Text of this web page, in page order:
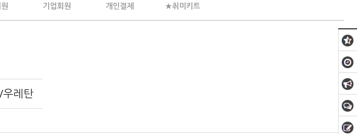
기업회원 개인결제 ★취미키트
레탄